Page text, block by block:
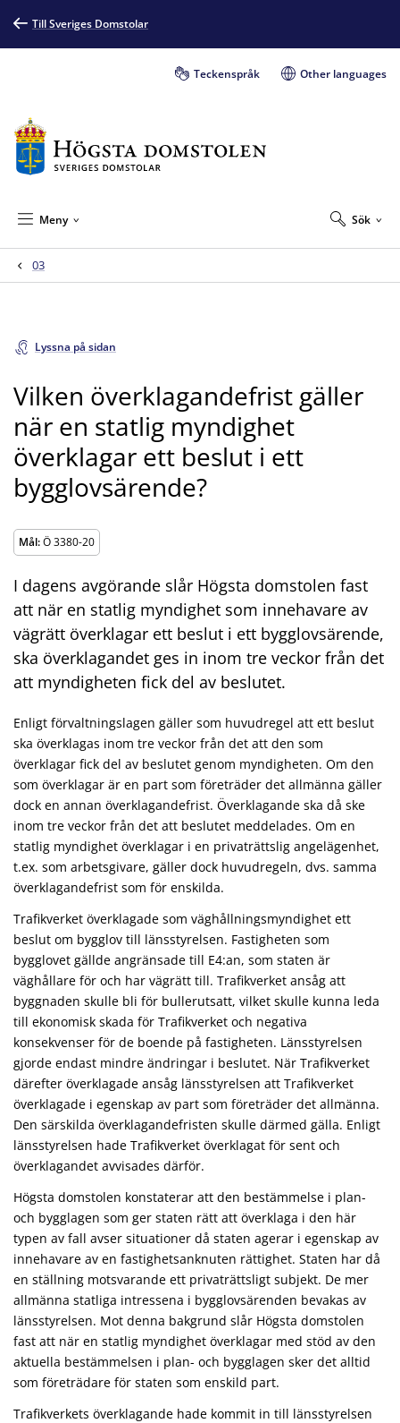
Till Sveriges Domstolar
Teckenspråk Other languages
Sök
Meny
03
Lyssna på sidan
Vilken överklagandefrist gäller
när en statlig myndighet
överklagar ett beslut i ett
bygglovsärende?
Mål:Ö 3380-20
I dagens avgörande slår Högsta domstolen fast
att när en statlig myndighet som innehavare av
vägrätt överklagar ett beslut i ett bygglovsärende,
ska överklagandet ges in inom tre veckor från det
att myndigheten fick del av beslutet.
Enligt förvaltningslagen gäller som huvudregel att ett beslut
ska överklagas inom tre veckor från det att den som
överklagar fick del av beslutet genom myndigheten. Om den
som överklagar är en part som företräder det allmänna gäller
dock en annan överklagandefrist. Överklagande ska då ske
inom tre veckor från det att beslutet meddelades. Om en
statlig myndighet överklagar i en privaträttslig angelägenhet,
t.ex. som arbetsgivare, gäller dock huvudregeln, dvs. samma
överklagandefrist som för enskilda.
Trafikverket överklagade som väghållningsmyndighet ett
beslut om bygglov till länsstyrelsen. Fastigheten som
bygglovet gällde angränsade till E4:an, som staten är
väghållare för och har vägrätt till. Trafikverket ansåg att
byggnaden skulle bli för bullerutsatt, vilket skulle kunna leda
till ekonomisk skada för Trafikverket och negativa
konsekvenser för de boende på fastigheten. Länsstyrelsen
gjorde endast mindre ändringar i beslutet. När Trafikverket
därefter överklagade ansåg länsstyrelsen att Trafikverket
överklagade i egenskap av part som företräder det allmänna.
Den särskilda överklagandefristen skulle därmed gälla. Enligt
länsstyrelsen hade Trafikverket överklagat för sent och
överklagandet avvisades därför.
Högsta domstolen konstaterar att den bestämmelse i plan-
och bygglagen som ger staten rätt att överklaga i den här
typen av fall avser situationer då staten agerar i egenskap av
innehavare av en fastighetsanknuten rättighet. Staten har då
en ställning motsvarande ett privaträttsligt subjekt. De mer
allmänna statliga intressena i bygglovsärenden bevakas av
länsstyrelsen. Mot denna bakgrund slår Högsta domstolen
fast att när en statlig myndighet överklagar med stöd av den
aktuella bestämmelsen i plan- och bygglagen sker det alltid
som företrädare för staten som enskild part.
Trafikverkets överklagande hade kommit in till länsstyrelsen